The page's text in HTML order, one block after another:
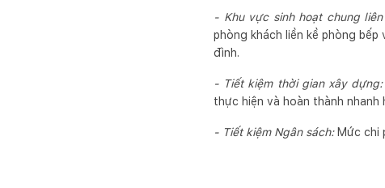
- Khu vực sinh hoạt chung
phòng khách liền kề phòng
đình.
- Tiết kiệm thời gian xây dựng:
thực hiện và hoàn thành nhanh
- Tiết kiệm Ngân sách:Mức chi